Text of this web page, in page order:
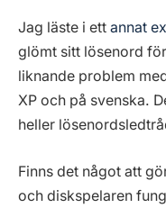
Jag läste i ett annat
glömt sitt lösenord
liknande problem
XP och på svenska.
heller
Finns det något att
och diskspelaren